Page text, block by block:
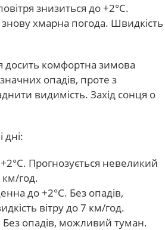
знизиться до +2°С.
знову хмарна погода. Швидкість
досить комфортна зимова
опадів, проте з
видимість. Захід сонця о
Прогнозується невеликий
год.
до +2°С. Без опадів,
вітру до 7 км/год.
Без опадів, можливий туман.